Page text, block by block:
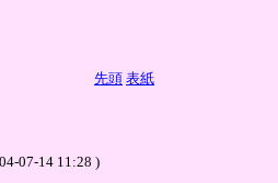
先頭 表紙
07-14 11:28 )